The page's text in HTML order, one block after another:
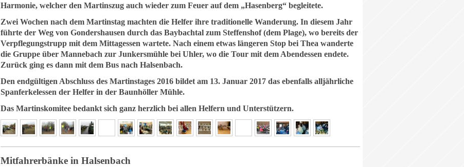
Harmonie, welcher den Martinszug auch wieder zum Feuer auf dem „Hasenberg“ begleitete.
Zwei Wochen nach dem Martinstag machten die Helfer ihre traditionelle Wanderung. In diesem Jahr
führte der Weg von Gondershausen durch das Baybachtal zum Steffenshof (dem Plage), wo bereits der
Verpflegungstrupp mit dem Mittagessen wartete. Nach einem etwas längeren Stop bei Thea wanderte
die Gruppe über Mannebach zur Junkersmühle bei Uhler, wo die Tour mit dem Abendessen endete.
Zurück ging es dann mit dem Bus nach Halsenbach.
Den endgültigen Abschluss des Martinstages 2016 bildet am 13. Januar 2017 das ebenfalls alljährliche
Spanferkelessen der Helfer in der Baunhöller Mühle.
Das Martinskomitee bedankt sich ganz herzlich bei allen Helfern und Unterstützern.
Mitfahrerbänke in Halsenbach